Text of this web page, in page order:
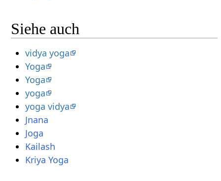
Siehe auch
vidya yoga
Yoga
Yoga
yoga
yoga vidya
Jnana
Joga
Kailash
Kriya Yoga